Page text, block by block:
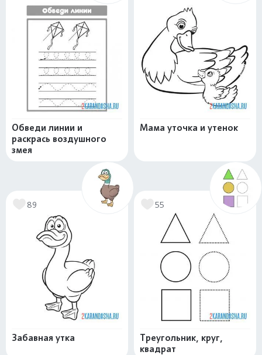
Обведи линии и
раскрась воздушного
змея
Мама уточка и утенок
89
Забавная утка
55
Треугольник, круг,
квадрат